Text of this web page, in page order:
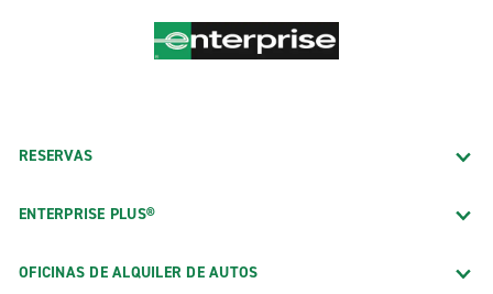
RESERVAS
ENTERPRISE PLUS®
OFICINAS DE ALQUILER DE AUTOS